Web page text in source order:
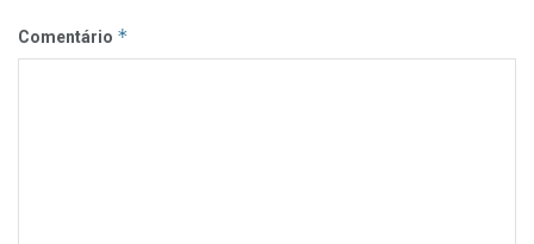
Comentário *